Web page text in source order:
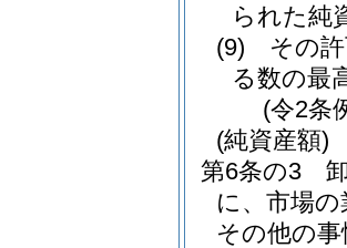
られた純
(9)
その
る数の最
(令2条
(純資産額)
第6条の3
に、市場
その他の